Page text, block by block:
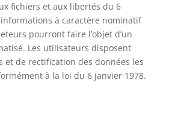
fichiers et aux libertés du 6
à caractère nominatif
pourront faire l’objet d’un
Les utilisateurs disposent
et de rectification des données les
à la loi du 6 janvier 1978.